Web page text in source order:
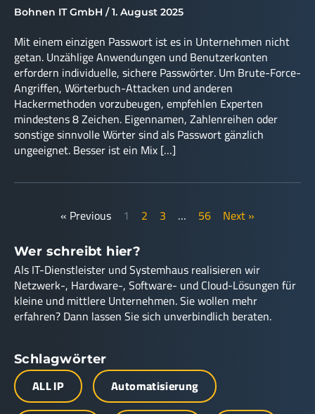
Bohnen IT GmbH 1. August 2025
Mit einem einzigen Passwort ist es in Unternehmen nicht
getan. Unzählige Anwendungen und Benutzerkonten
erfordern individuelle, sichere Passwörter. Um Brute-Force-
Angriffen, Wörterbuch-Attacken und anderen
Hackermethoden vorzubeugen, empfehlen Experten
mindestens 8 Zeichen. Eigennamen, Zahlenreihen oder
sonstige sinnvolle Wörter sind als Passwort gänzlich
ungeeignet. Besser ist ein Mix […]
« Previous 1 2 3 … 56 Next »
Wer schreibt hier?
Als IT-Dienstleister und Systemhaus realisieren wir
Netzwerk-, Hardware-, Software- und Cloud-Lösungen für
kleine und mittlere Unternehmen. Sie wollen mehr
erfahren? Dann lassen Sie sich unverbindlich beraten.
Schlagwörter
ALL IP
Automatisierung